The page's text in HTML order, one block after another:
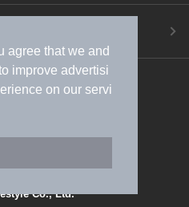
agree that we and
improve advertisi
on our servi
ォン /
PC
）
広告出稿のご案内
情報保護ポリシー
Co., Ltd.